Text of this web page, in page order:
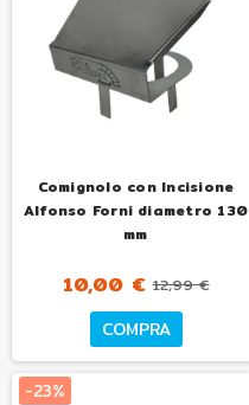
Comignolo con Incisione
Alfonso Forni diametro 130
mm
10,00 € 12,99 €
COMPRA
-23%